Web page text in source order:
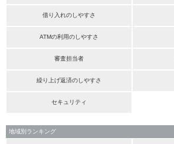
借り入れのしやすさ
ATMの利用のしやすさ
審査担当者
繰り上げ返済のしやすさ
セキュリティ
地域別ランキング